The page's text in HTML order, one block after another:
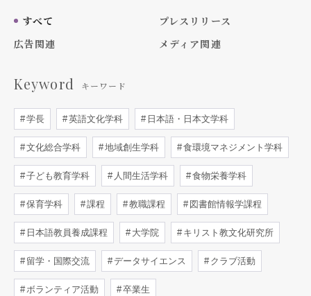
すべて
プレスリリース
広告関連
メディア関連
Keyword キーワード
学長 英語文化学科 日本語・日本文学科
文化総合学科 地域創生学科 食環境マネジメント学科
子ども教育学科 人間生活学科 食物栄養学科
保育学科 課程 教職課程 図書館情報学課程
日本語教員養成課程 大学院 キリスト教文化研究所
留学・国際交流 データサイエンス クラブ活動
ボランティア活動 卒業生